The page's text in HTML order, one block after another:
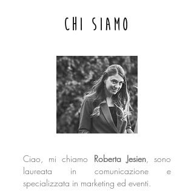
Chi siamo
Ciao, mi chiamo Roberta Jesien, sono
laureata in comunicazione e
specializzata in marketing ed eventi.